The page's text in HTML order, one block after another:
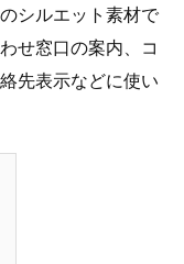
シルエット素材で
せ窓口の案内、コ
先表示などに使い